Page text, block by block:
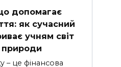
допомагає
як сучасний
учням світ
природи
– це фінансова